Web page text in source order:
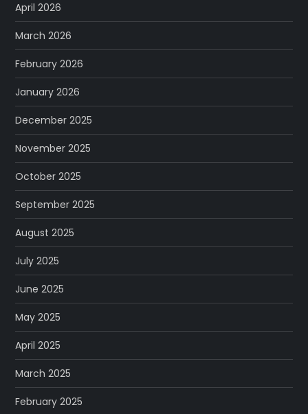
April 2026
March 2026
February 2026
January 2026
December 2025
November 2025
October 2025
September 2025
August 2025
July 2025
June 2025
May 2025
April 2025
March 2025
February 2025